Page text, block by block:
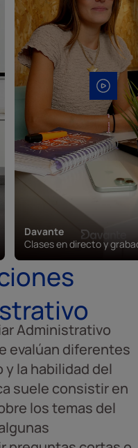
Davante
Clases en directo y
Administrativo
evalúan diferentes
la habilidad del
suele consistir en
los temas del